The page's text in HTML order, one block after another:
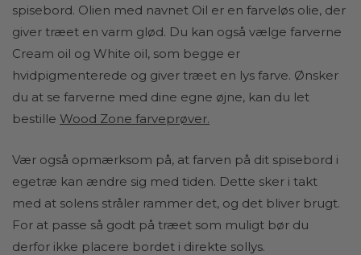
spisebord. Olien med navnet Oil er en farveløs olie, der
giver træet en varm glød. Du kan også vælge farverne
Cream oil og White oil, som begge er
hvidpigmenterede og giver træet en lys farve. Ønsker
du at se farverne med dine egne øjne, kan du let
bestille Wood Zone farveprøver.
Vær også opmærksom på, at farven på dit spisebord i
egetræ kan ændre sig med tiden. Dette sker i takt
med at solens stråler rammer det, og det bliver brugt.
For at passe så godt på træet som muligt bør du
derfor ikke placere bordet i direkte sollys.